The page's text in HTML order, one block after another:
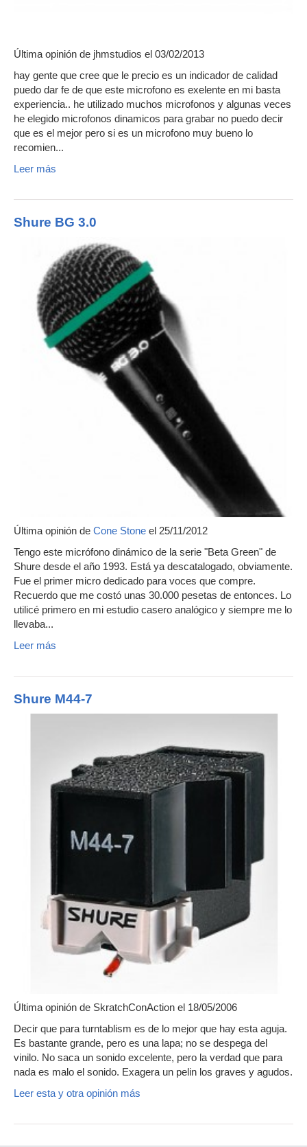
Última opinión de jhmstudios el 03/02/2013
hay gente que cree que le precio es un indicador de calidad
puedo dar fe de que este microfono es exelente en mi basta
experiencia.. he utilizado muchos microfonos y algunas veces
he elegido microfonos dinamicos para grabar no puedo decir
que es el mejor pero si es un microfono muy bueno lo
recomien...
Leer más
Shure BG 3.0
Última opinión de Cone Stone el 25/11/2012
Tengo este micrófono dinámico de la serie "Beta Green" de
Shure desde el año 1993. Está ya descatalogado, obviamente.
Fue el primer micro dedicado para voces que compre.
Recuerdo que me costó unas 30.000 pesetas de entonces. Lo
utilicé primero en mi estudio casero analógico y siempre me lo
llevaba...
Leer más
Shure M44-7
Última opinión de SkratchConAction el 18/05/2006
Decir que para turntablism es de lo mejor que hay esta aguja.
Es bastante grande, pero es una lapa; no se despega del
vinilo. No saca un sonido excelente, pero la verdad que para
nada es malo el sonido. Exagera un pelin los graves y agudos.
Leer esta y otra opinión más